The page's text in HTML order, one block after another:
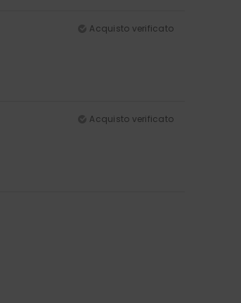
Acquisto verificato
Acquisto verificato